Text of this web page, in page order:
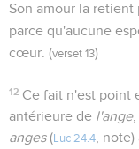
Son amour la retient
parce qu'aucune
cœur. (verset 13)
12 Ce fait n'est point
antérieure de l'ange,
anges( Luc 24.4 ,